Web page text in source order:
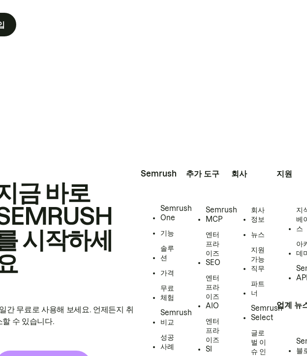
금 바로
시작하세
간 무료로 사용해 보세요. 언제든지 취
할 수 있습니다.
Semrush
Semrush
One
기능
솔루
션
가격
무료
체험
Semrush
비교
성공
사례
추가 도구
Semrush
MCP
엔터
프라
이즈
SEO
엔터
프라
이즈
AIO
엔터
프라
이즈
SI
회사
회사
정보
뉴스
지원
가능
직무
파트
너
Semrush
Select
글로
벌 이
슈 인
지원
지
베
스
아
데
업계 뉴
블